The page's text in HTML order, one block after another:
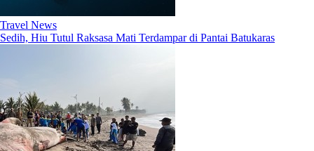
Travel News
Sedih, Hiu Tutul Raksasa Mati Terdampar di Pantai Batukaras